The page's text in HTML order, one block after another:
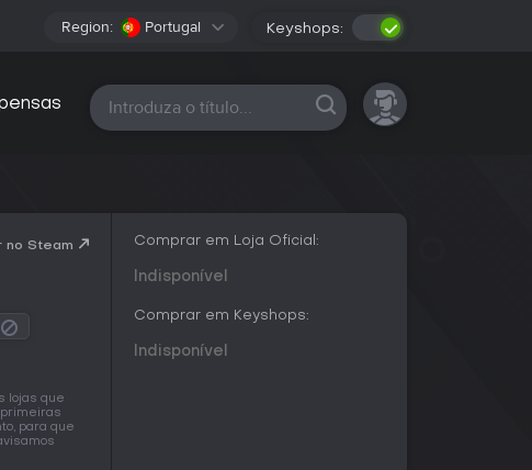
Region: Portugal Keyshops:
Todas as plataformas
no Steam
lojas que
para que
Comprar em Loja Oficial:
Indisponível
Comprar em Keyshops:
Indisponível